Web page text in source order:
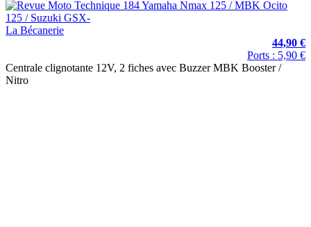
La Bécanerie
44,90 €
Ports : 5,90 €
Centrale clignotante 12V, 2 fiches avec Buzzer MBK Booster /
Nitro